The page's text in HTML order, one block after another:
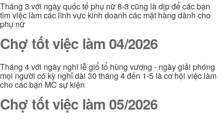
Tháng 3 với ngày quốc tế phụ nữ 8-3 cũng là dịp để các bạn
tìm việc làm các lĩnh vực kinh doanh các mặt hàng dành cho
phụ nữ
Chợ tốt việc làm 04/2026
Tháng 4 với ngày nghĩ lễ giổ tổ hùng vương - ngày giải phóng
mọi người có kỳ nghỉ dài 30 tháng 4 đến 1-5 là cơ hội việc làm
cho các bạn MC sự kiện
Chợ tốt việc làm 05/2026